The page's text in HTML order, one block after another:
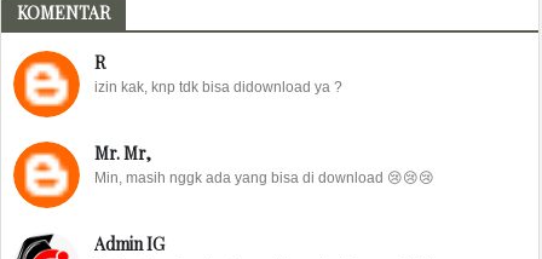
KOMENTAR
R
izin kak, knp tdk bisa didownload ya ?
Mr. Mr,
Min, masih nggk ada yang bisa di download 😢😢😢
Admin IG